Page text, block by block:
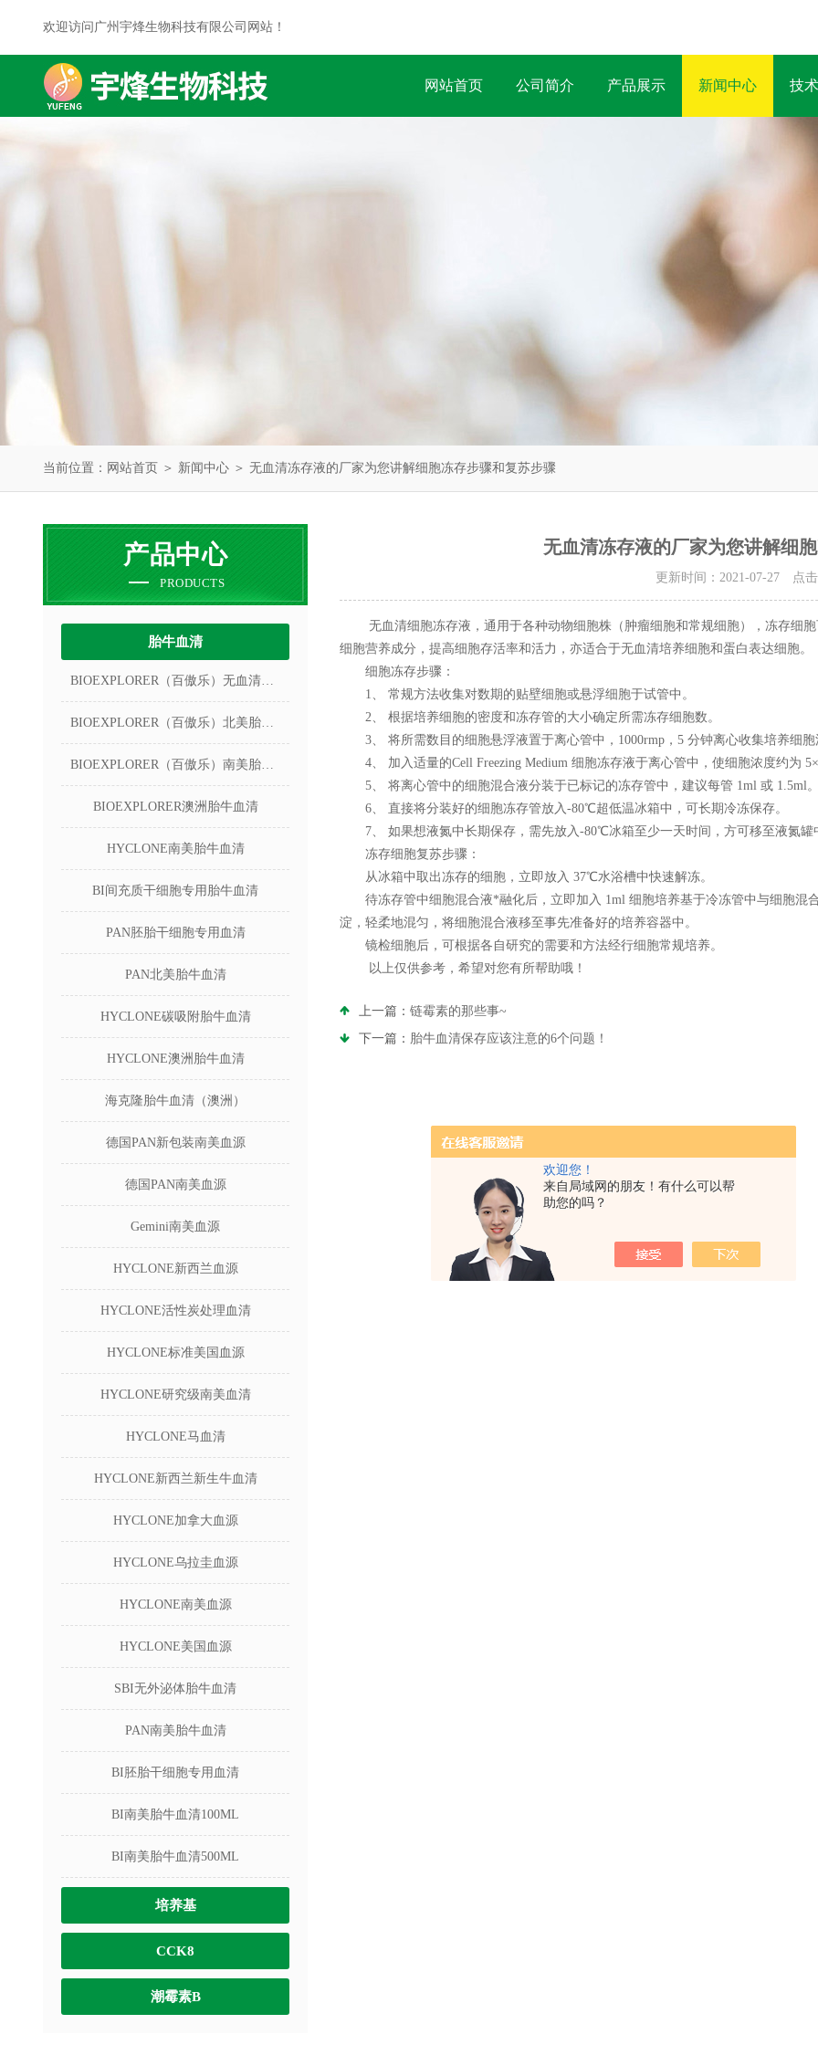
欢迎您！
来自局域网的朋友！有什么可以帮
助您的吗？
欢迎访问广州宇烽生物科技有限公司网站！
网站首页 公司简介 产品展示 新闻中心 技
当前位置： 网站首页 ＞ 新闻中心 ＞ 无血清冻存液的厂家为您讲解细胞冻存步骤和复苏步骤
产品中心
PRODUCTS
胎牛血清
BIOEXPLORER（百傲乐）无血清冻存液
BIOEXPLORER（百傲乐）北美胎牛血清
BIOEXPLORER（百傲乐）南美胎牛血清
BIOEXPLORER澳洲胎牛血清
HYCLONE南美胎牛血清
BI间充质干细胞专用胎牛血清
PAN胚胎干细胞专用血清
PAN北美胎牛血清
HYCLONE碳吸附胎牛血清
HYCLONE澳洲胎牛血清
海克隆胎牛血清（澳洲）
德国PAN新包装南美血源
德国PAN南美血源
Gemini南美血源
HYCLONE新西兰血源
HYCLONE活性炭处理血清
HYCLONE标准美国血源
HYCLONE研究级南美血清
HYCLONE马血清
HYCLONE新西兰新生牛血清
HYCLONE加拿大血源
HYCLONE乌拉圭血源
HYCLONE南美血源
HYCLONE美国血源
SBI无外泌体胎牛血清
PAN南美胎牛血清
BI胚胎干细胞专用血清
BI南美胎牛血清100ML
BI南美胎牛血清500ML
培养基
CCK8
潮霉素B
无血清冻存液的厂家为您讲解细
更新时间：2021-07-27 点击
无血清细胞冻存液，通用于各种动物细胞株（肿瘤细胞和常规细胞），冻存细胞
细胞营养成分，提高细胞存活率和活力，亦适合于无血清培养细胞和蛋白表达细胞。
细胞冻存步骤：
1、 常规方法收集对数期的贴壁细胞或悬浮细胞于试管中。
2、 根据培养细胞的密度和冻存管的大小确定所需冻存细胞数。
3、 将所需数目的细胞悬浮液置于离心管中，1000rmp，5 分钟离心收集培养细胞
4、 加入适量的Cell Freezing Medium 细胞冻存液于离心管中，使细胞浓度约为
5、 将离心管中的细胞混合液分装于已标记的冻存管中，建议每管 1ml 或 1.5ml。
6、 直接将分装好的细胞冻存管放入-80℃超低温冰箱中，可长期冷冻保存。
7、 如果想液氮中长期保存，需先放入-80℃冰箱至少一天时间，方可移至液氮罐
冻存细胞复苏步骤：
从冰箱中取出冻存的细胞，立即放入 37℃水浴槽中快速解冻。
待冻存管中细胞混合液*融化后，立即加入 1ml 细胞培养基于冷冻管中与细胞混
淀，轻柔地混匀，将细胞混合液移至事先准备好的培养容器中。
镜检细胞后，可根据各自研究的需要和方法经行细胞常规培养。
以上仅供参考，希望对您有所帮助哦！
上一篇： 链霉素的那些事~
下一篇： 胎牛血清保存应该注意的6个问题！